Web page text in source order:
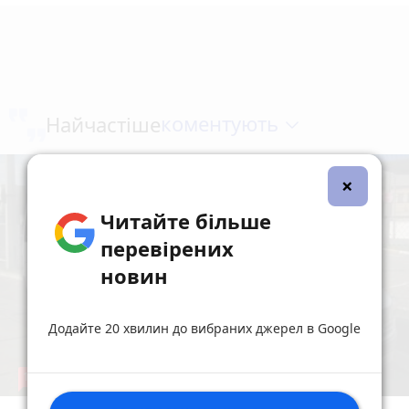
Найчастіше
19
×
Читайте більше
перевірених
новин
Додайте 20 хвилин до вибраних джерел в Google